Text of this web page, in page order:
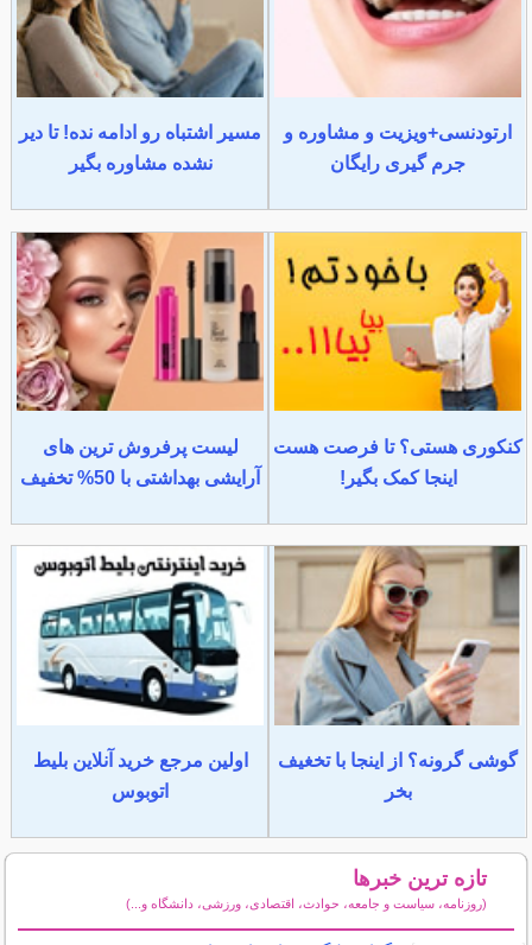
ارتودنسی+ویزیت و مشاوره و
جرم گیری رایگان
مسیر اشتباه رو ادامه نده! تا دیر
نشده مشاوره بگیر
کنکوری هستی؟ تا فرصت هست
اینجا کمک بگیر!
لیست پرفروش ترین های
آرایشی بهداشتی با 50% تخفیف
گوشی گرونه؟ از اینجا با تخغیف
بخر
اولین مرجع خرید آنلاین بلیط
اتوبوس
تازه ترین خبرها
(روزنامه، سیاست و جامعه، حوادث، اقتصادی، ورزشی، دانشگاه و...)